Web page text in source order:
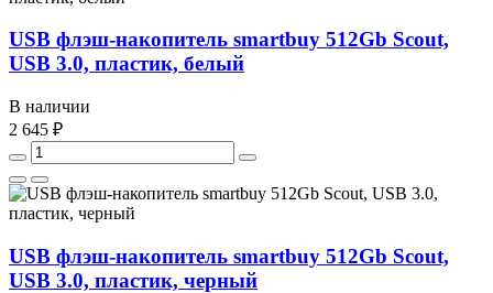
USB флэш-накопитель smartbuy 512Gb Scout,
USB 3.0, пластик, белый
В наличии
2 645 ₽
USB флэш-накопитель smartbuy 512Gb Scout,
USB 3.0, пластик, черный